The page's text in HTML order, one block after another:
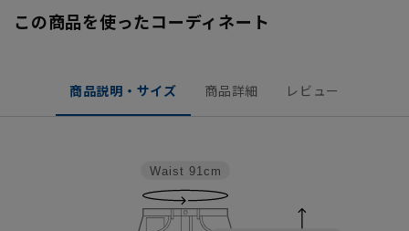
この商品を使ったコーディネート
商品説明・サイズ 商品詳細 レビュー
Waist 91cm